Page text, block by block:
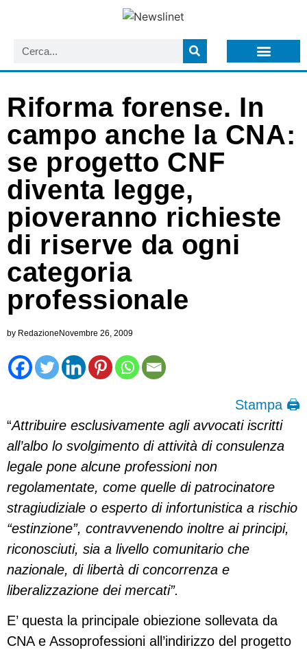
Riforma forense. In
campo anche la CNA:
se progetto CNF
diventa legge,
pioveranno richieste
di riserve da ogni
categoria
professionale
by RedazioneNovembre 26, 2009
Stampa 🖨
“Attribuire esclusivamente agli avvocati iscritti
all’albo lo svolgimento di attività di consulenza
legale pone alcune professioni non
regolamentate, come quelle di patrocinatore
stragiudiziale o esperto di infortunistica a rischio
“estinzione”, contravvenendo inoltre ai principi,
riconosciuti, sia a livello comunitario che
nazionale, di libertà di concorrenza e
liberalizzazione dei mercati”.
E’ questa la principale obiezione sollevata da
CNA e Assoprofessioni all’indirizzo del progetto